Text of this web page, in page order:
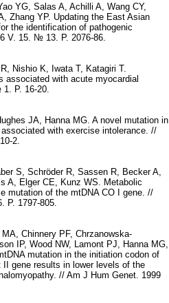
YG, Salas A, Achilli A, Wang CY,
Zhang YP. Updating the East Asian
the identification of pathogenic
V. 15. № 13. P. 2076-86.
Nishio K, Iwata T, Katagiri T.
associated with acute myocardial
P. 16-20.
JA, Hanna MG. A novel mutation in
with exercise intolerance. //
2.
S, Schröder R, Sassen R, Becker A,
A, Elger CE, Kunz WS. Metabolic
mutation of the mtDNA CO I gene. //
P. 1797-805.
Chinnery PF, Chrzanowska-
IP, Wood NW, Lamont PJ, Hanna MG,
mutation in the initiation codon of
gene results in lower levels of the
// Am J Hum Genet. 1999